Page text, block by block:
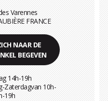
Varennes
FRANCE
NAAR DE
BEGEVEN
14h-19h
Zaterdagvan 10h-
19h